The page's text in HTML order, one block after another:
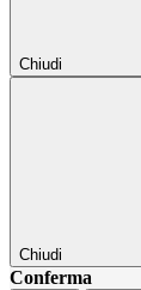
Chiudi
Chiudi
Conferma